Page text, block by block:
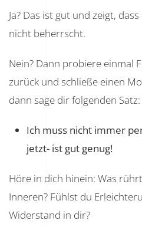
Ja? Das ist gut und zeigt,
nicht beherrscht.
Nein? Dann probiere einmal
zurück und schließe einen
dann sage dir folgenden Satz:
Ich muss nicht immer
jetzt- ist gut genug!
Höre in dich hinein: Was
Inneren? Fühlst du
Widerstand in dir?